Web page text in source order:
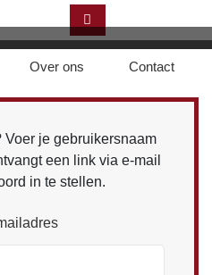
Over ons Contact
je gebruikersnaam
een link via e-mail
in te stellen.